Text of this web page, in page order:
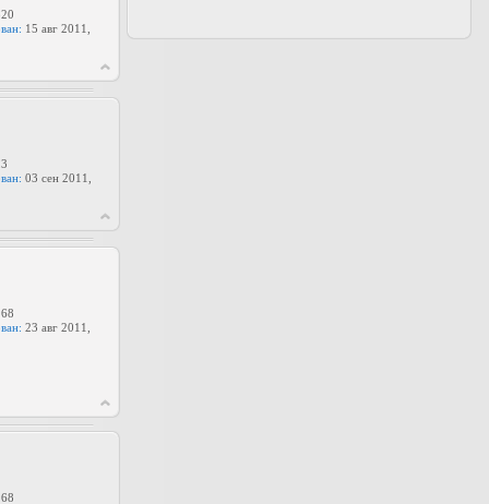
15 авг 2011,
03 сен 2011,
23 авг 2011,